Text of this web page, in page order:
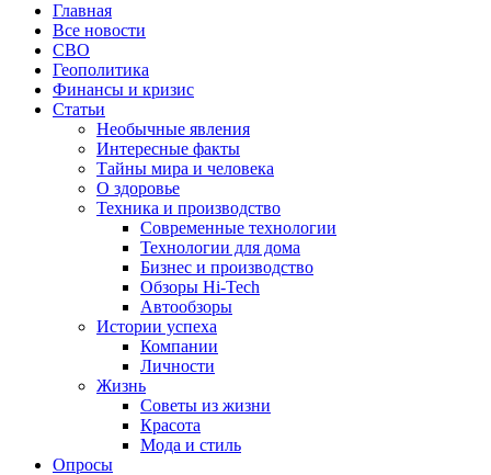
Главная
Все новости
СВО
Геополитика
Финансы и кризис
Статьи
Необычные явления
Интересные факты
Тайны мира и человека
О здоровье
Техника и производство
Современные технологии
Технологии для дома
Бизнес и производство
Обзоры Hi-Tech
Автообзоры
Истории успеха
Компании
Личности
Жизнь
Советы из жизни
Красота
Мода и стиль
Опросы